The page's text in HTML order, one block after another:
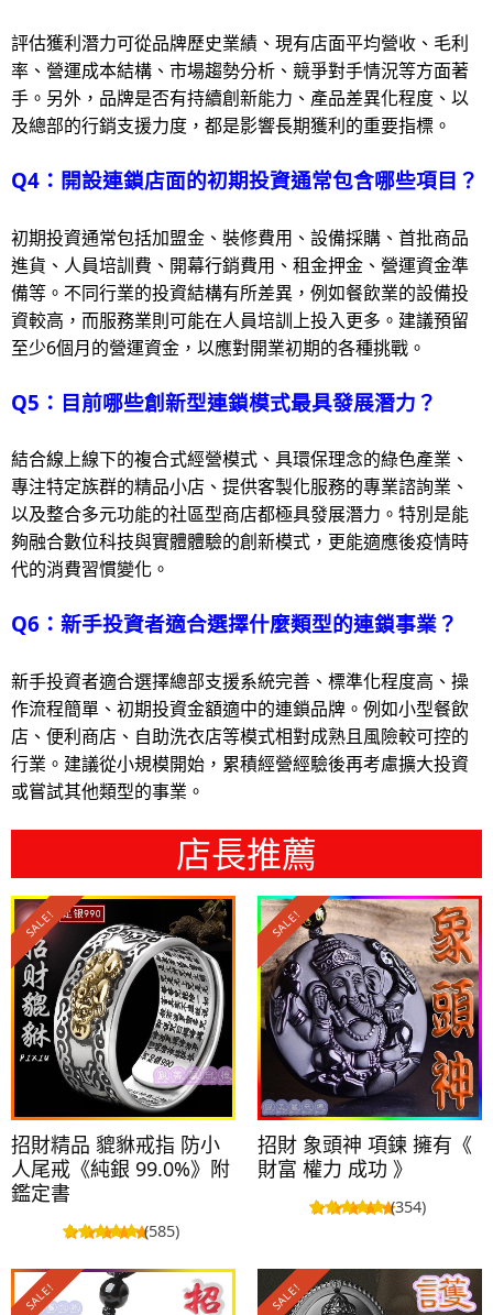
評估獲利潛力可從品牌歷史業績、現有店面平均營收、毛利
率、營運成本結構、市場趨勢分析、競爭對手情況等方面著
手。另外，品牌是否有持續創新能力、產品差異化程度、以
及總部的行銷支援力度，都是影響長期獲利的重要指標。
Q4：開設連鎖店面的初期投資通常包含哪些項目？
初期投資通常包括加盟金、裝修費用、設備採購、首批商品
進貨、人員培訓費、開幕行銷費用、租金押金、營運資金準
備等。不同行業的投資結構有所差異，例如餐飲業的設備投
資較高，而服務業則可能在人員培訓上投入更多。建議預留
至少6個月的營運資金，以應對開業初期的各種挑戰。
Q5：目前哪些創新型連鎖模式最具發展潛力？
結合線上線下的複合式經營模式、具環保理念的綠色產業、
專注特定族群的精品小店、提供客製化服務的專業諮詢業、
以及整合多元功能的社區型商店都極具發展潛力。特別是能
夠融合數位科技與實體體驗的創新模式，更能適應後疫情時
代的消費習慣變化。
Q6：新手投資者適合選擇什麼類型的連鎖事業？
新手投資者適合選擇總部支援系統完善、標準化程度高、操
作流程簡單、初期投資金額適中的連鎖品牌。例如小型餐飲
店、便利商店、自助洗衣店等模式相對成熟且風險較可控的
行業。建議從小規模開始，累積經營經驗後再考慮擴大投資
或嘗試其他類型的事業。
店長推薦
SALE!
招財精品 貔貅戒指 防小
人尾戒《純銀 99.0%》附
鑑定書
(585)
SALE!
招財 象頭神 項鍊 擁有《
財富 權力 成功 》
(354)
SALE! SALE!